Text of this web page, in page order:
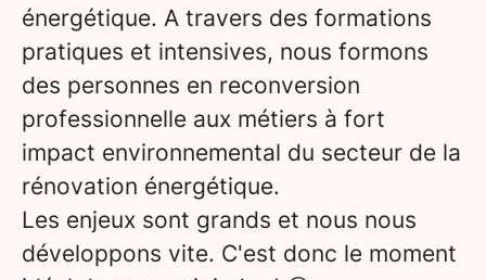
énergétique. A travers des formations
pratiques et intensives, nous formons
des personnes en reconversion
professionnelle aux métiers à fort
impact environnemental du secteur de la
rénovation énergétique.
Les enjeux sont grands et nous nous
développons vite. C'est donc le moment